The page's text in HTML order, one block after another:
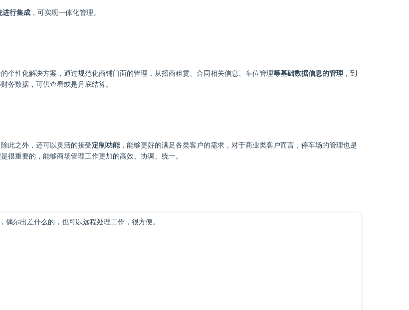
进行集成 ，可实现一体化管理。
个性化解决方案，通过规范化商铺门面的管理，从招商租赁、合同相关信息、车位管理等基础数据信息的管理 ，到
务数据，可供查看或是月底结算。
此之外，还可以灵活的接受定制功能，能够更好的满足各类客户的需求，对于商业类客户而言，停车场的管理也是
很重要的，能够商场管理工作更加的高效、协调、统一。
尔出差什么的，也可以远程处理工作，很方便。